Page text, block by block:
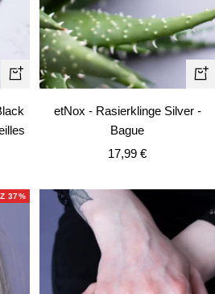
Ajouter
etNox - Rasierklinge Silver -
Bague
Prix
vente
17,99 €
37%